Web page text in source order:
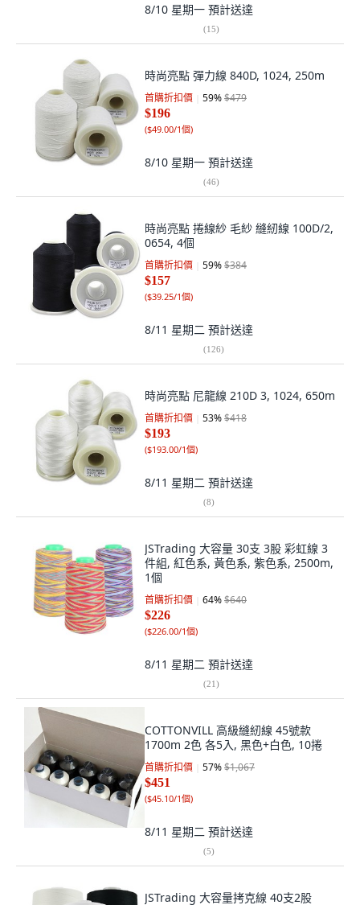
8/10 星期一 預計送達
(15)
時尚亮點 彈力線 840D, 1024, 250m
首購折扣價 59%$479
$196
($49.00/1個)
8/10 星期一 預計送達
(46)
時尚亮點 捲線紗 毛紗 縫紉線 100D/2,
0654, 4個
首購折扣價 59%$384
$157
($39.25/1個)
8/11 星期二 預計送達
(126)
時尚亮點 尼龍線 210D 3, 1024, 650m
首購折扣價 53%$418
$193
($193.00/1個)
8/11 星期二 預計送達
(8)
JSTrading 大容量 30支 3股 彩虹線 3
件組, 紅色系, 黃色系, 紫色系, 2500m,
1個
首購折扣價 64%$640
$226
($226.00/1個)
8/11 星期二 預計送達
(21)
COTTONVILL 高級縫紉線 45號款
1700m 2色 各5入, 黑色+白色, 10捲
首購折扣價 57%$1,067
$451
($45.10/1個)
8/11 星期二 預計送達
(5)
JSTrading 大容量拷克線 40支2股